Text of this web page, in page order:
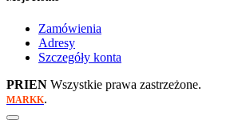
Zamówienia
Adresy
Szczegóły konta
PRIEN Wszystkie prawa zastrzeżone.
MARKK.